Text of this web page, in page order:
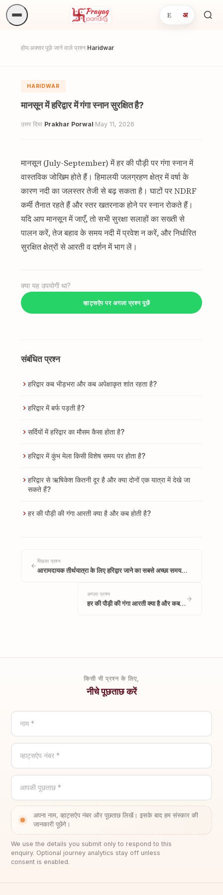
E अ
होम/अक्सर पूछे जाने वाले प्रश्न/Haridwar
HARIDWAR
मानसून में हरिद्वार में गंगा स्नान सुरक्षित है?
उत्तर दिया Prakhar Porwal·May 11, 2026
मानसून (July-September) में हर की पौड़ी पर गंगा स्नान में
वास्तविक जोखिम होते हैं। हिमालयी जलग्रहण क्षेत्र में वर्षा के
कारण नदी का जलस्तर तेजी से बढ़ सकता है। घाटों पर NDRF
कर्मी तैनात रहते हैं और स्तर खतरनाक होने पर स्नान रोकते हैं।
यदि आप मानसून में जाएँ, तो सभी सुरक्षा सलाहों का सख्ती से
पालन करें, तेज बहाव के समय नदी में प्रवेश न करें, और निर्धारित
सुरक्षित क्षेत्रों से आरती व दर्शन में भाग लें।
क्या यह उपयोगी था?
व्हाट्सऐप पर अगला प्रश्न पूछें
संबंधित प्रश्न
हरिद्वार कब भीड़भरा और कब अपेक्षाकृत शांत रहता है?
हरिद्वार में बर्फ पड़ती है?
सर्दियों में हरिद्वार का मौसम कैसा होता है?
हरिद्वार में कुंभ मेला किसी विशेष समय पर होता है?
हरिद्वार से ऋषिकेश कितनी दूर है और क्या दोनों एक यात्रा में देखे जा
सकते हैं?
हर की पौड़ी की गंगा आरती क्या है और कब होती है?
पिछला प्रश्न
आरामदायक तीर्थयात्रा के लिए हरिद्वार जाने का सबसे अच्छा समय…
अगला प्रश्न
हर की पौड़ी की गंगा आरती क्या है और कब…
किसी भी प्रश्न के लिए,
नीचे पूछताछ करें
नाम *
व्हाट्सऐप नंबर *
आपकी पूछताछ *
अपना नाम, व्हाट्सऐप नंबर और पूछताछ लिखें। इसके बाद हम संस्कार की
जानकारी पूछेंगे।
We use the details you submit only to respond to this
enquiry. Optional journey analytics stay off unless
consent is enabled.